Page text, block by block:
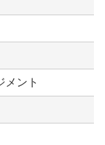
メント